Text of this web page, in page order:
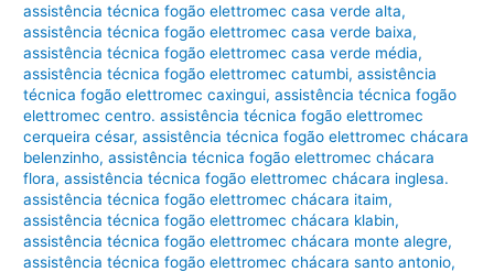
assistência técnica fogão elettromec casa verde alta,
assistência técnica fogão elettromec casa verde baixa,
assistência técnica fogão elettromec casa verde média,
assistência técnica fogão elettromec catumbi,assistência
técnica fogão elettromec caxingui,assistência técnica fogão
elettromec centro. assistência técnica fogão elettromec
cerqueira césar,assistência técnica fogão elettromec chácara
belenzinho,assistência técnica fogão elettromec chácara
flora,assistência técnica fogão elettromec chácara inglesa.
assistência técnica fogão elettromec chácara itaim,
assistência técnica fogão elettromec chácara klabin,
assistência técnica fogão elettromec chácara monte alegre,
assistência técnica fogão elettromec chácara santo antonio,